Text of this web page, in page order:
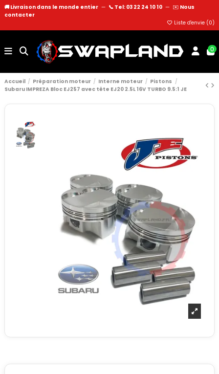
🚚 Livraison dans le monde entier — 📞 Tel: 03 22 24 10 10 — ✉️ Nous
contacter
Liste d'envie (0)
0
Accueil Préparation moteur Interne moteur
Pistons
Subaru IMPREZA Bloc EJ257 avec tête EJ20 2.5L 16V TURBO 9.5:1 JE